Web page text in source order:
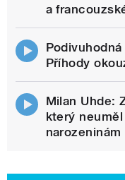
a
Příhody
Milan Uhde:
který
narozeninám